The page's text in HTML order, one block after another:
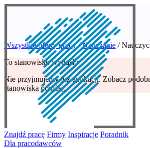
Znajdź pracę Firmy Inspiracje Poradnik
Dla pracodawców
Wszystkie oferty pracy / Nauczanie /
To stanowisko wygasło
Nie przyjmujemy już aplikacji. Zobacz
stanowiska poniżej.